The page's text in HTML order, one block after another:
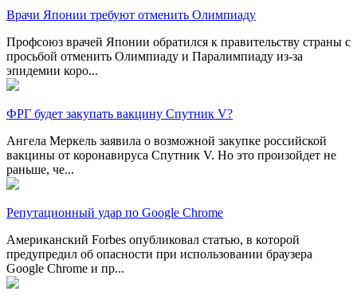
Врачи Японии требуют отменить Олимпиаду
Профсоюз врачей Японии обратился к правительству страны с
просьбой отменить Олимпиаду и Паралимпиаду из-за
эпидемии коро...
ФРГ будет закупать вакцину Спутник V?
Ангела Меркель заявила о возможной закупке российской
вакцины от коронавируса Спутник V. Но это произойдет не
раньше, че...
Репутационный удар по Google Chrome
Американский Fоrbes опубликовал статью, в которой
предупредил об опасности при использовании браузера
Google Chrome и пр...